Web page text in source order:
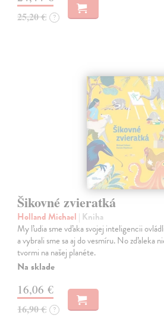
25,20 € ?
Šikovné zvieratká
Holland Michael | Kniha
My ľudia sme vďaka svojej inteligencii
a vybrali sme sa aj do vesmíru. No zďaleka
tvormi na našej planéte.
Na sklade
16,06 €
16,90 € ?